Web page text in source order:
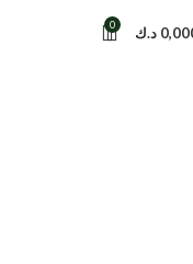
0 د.ك